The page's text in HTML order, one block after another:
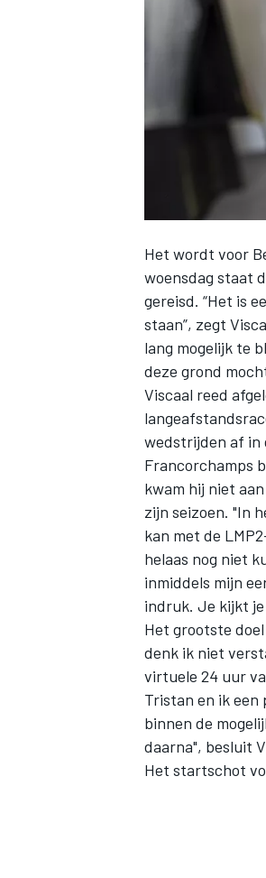
WEC
Het wordt voor
woensdag staat
gereisd. “Het is
staan”, zegt
lang mogelijk te
deze grond
Viscaal reed
wedstrijden af in
Francorchamps
kwam hij niet
zijn seizoen. "In
kan met de
helaas nog niet
inmiddels mijn
indruk. Je kijkt
Het grootste
denk ik niet
virtuele 24 uur
Tristan en ik een
binnen de
daarna", besluit
Het startschot